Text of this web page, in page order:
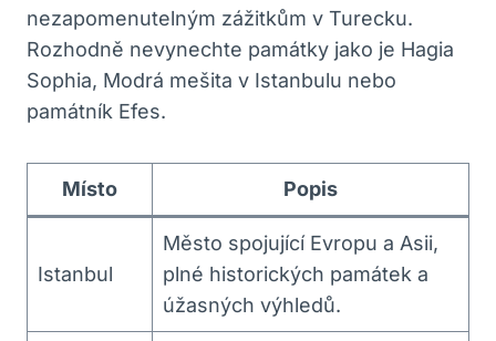
nezapomenutelným zážitkům v Turecku.
Rozhodně nevynechte památky jako je Hagia
Sophia, Modrá mešita v Istanbulu nebo
památník Efes.
Místo Popis
Istanbul
Město spojující Evropu a Asii,
plné historických památek a
úžasných výhledů.